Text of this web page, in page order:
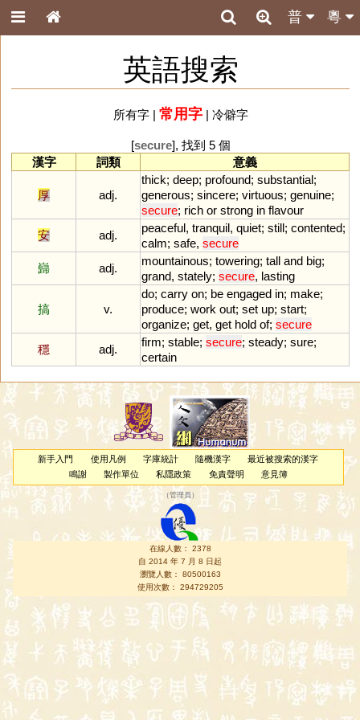
粵
普
英語搜索
所有字| 常用字| 冷僻字
[secure], 找到 5 個
漢字
詞類 意義
厚 adj.
thick; deep; profound; substantial;
generous; sincere; virtuous; genuine;
secure; rich or strong in flavour
安
adj.
peaceful, tranquil, quiet; still; contented;
calm; safe, secure
巋
adj.
mountainous; towering; tall and big;
grand, stately; secure, lasting
搞 v.
do; carry on; be engaged in; make;
produce; work out; set up; start;
organize; get, get hold of; secure
穩
adj.
firm; stable; secure; steady; sure;
certain
新手入門 使用凡例 字庫統計 隨機漢字
最近被搜索的漢字
鳴謝
製作單位 私隱政策 免責聲明 意見簿
（管理員 ）
在線人數： 2378
自 2014 年 7 月 8 日起
瀏覽人數： 80500163
使用次數： 294729205